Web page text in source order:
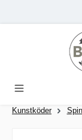
Zum Hauptinhalt
Kunstköder